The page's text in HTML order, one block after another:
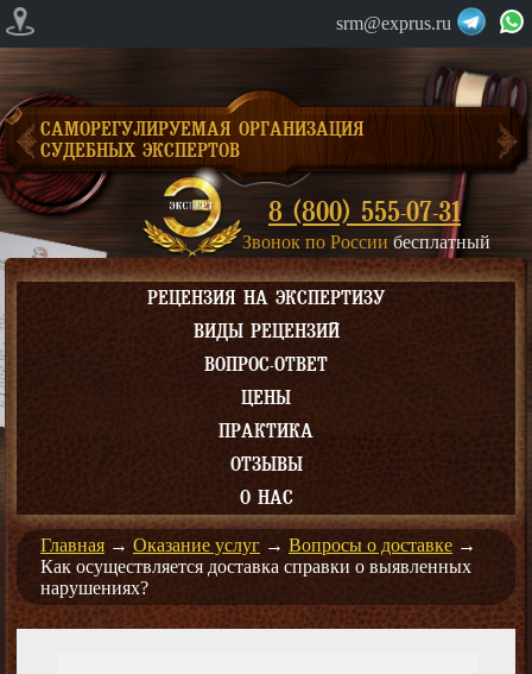
srm@exprus.ru
САМОРЕГУЛИРУЕМАЯ ОРГАНИЗАЦИЯ
СУДЕБНЫХ ЭКСПЕРТОВ
8 (800) 555-07-31
Звонок по России бесплатный
РЕЦЕНЗИЯ НА ЭКСПЕРТИЗУ
ВИДЫ РЕЦЕНЗИЙ
ВОПРОС-ОТВЕТ
ЦЕНЫ
ПРАКТИКА
ОТЗЫВЫ
О НАС
Главная → Оказание услуг → Вопросы о доставке →
Как осуществляется доставка справки о выявленных
нарушениях?